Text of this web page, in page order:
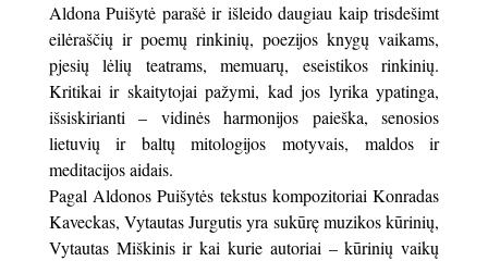
Aldona Puišytė parašė ir išleido daugiau kaip trisdešimt
eilėraščių ir poemų rinkinių, poezijos knygų vaikams,
pjesių lėlių teatrams, memuarų, eseistikos rinkinių.
Kritikai ir skaitytojai pažymi, kad jos lyrika ypatinga,
išsiskirianti – vidinės harmonijos paieška, senosios
lietuvių ir baltų mitologijos motyvais, maldos ir
meditacijos aidais.
Pagal Aldonos Puišytės tekstus kompozitoriai Konradas
Kaveckas, Vytautas Jurgutis yra sukūrę muzikos kūrinių,
Vytautas Miškinis ir kai kurie autoriai – kūrinių vaikų